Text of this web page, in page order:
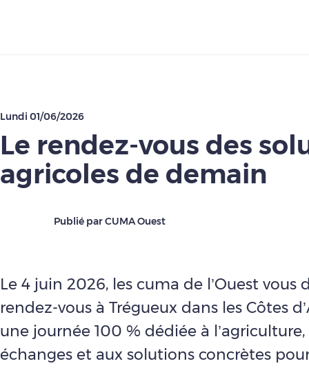
Lundi 01/06/2026
Le rendez-vous des
agricoles de demain
Publié par CUMA Ouest
Le 4 juin 2026, les cuma de l’Ouest vous
rendez-vous à Trégueux dans les Côtes
une journée 100 % dédiée à l’agriculture,
échanges et aux solutions concrètes